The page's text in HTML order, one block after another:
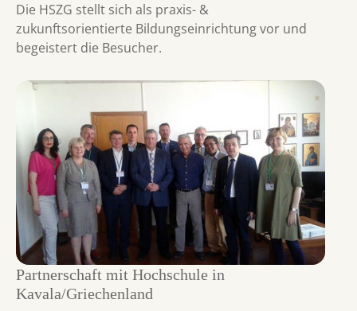
Die HSZG stellt sich als praxis- &
zukunftsorientierte Bildungseinrichtung vor und
begeistert die Besucher.
Partnerschaft mit Hochschule in
Kavala/Griechenland